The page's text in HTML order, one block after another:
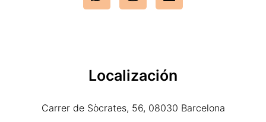
Localización
Carrer de Sòcrates, 56, 08030 Barcelona